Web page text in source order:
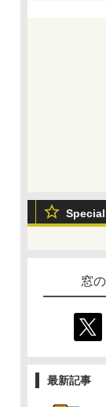
窓
最新記事